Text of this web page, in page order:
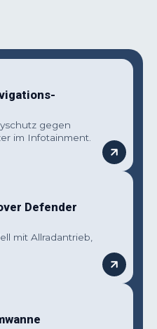
gegen
im Infotainment.
Defender
mit Allradantrieb,